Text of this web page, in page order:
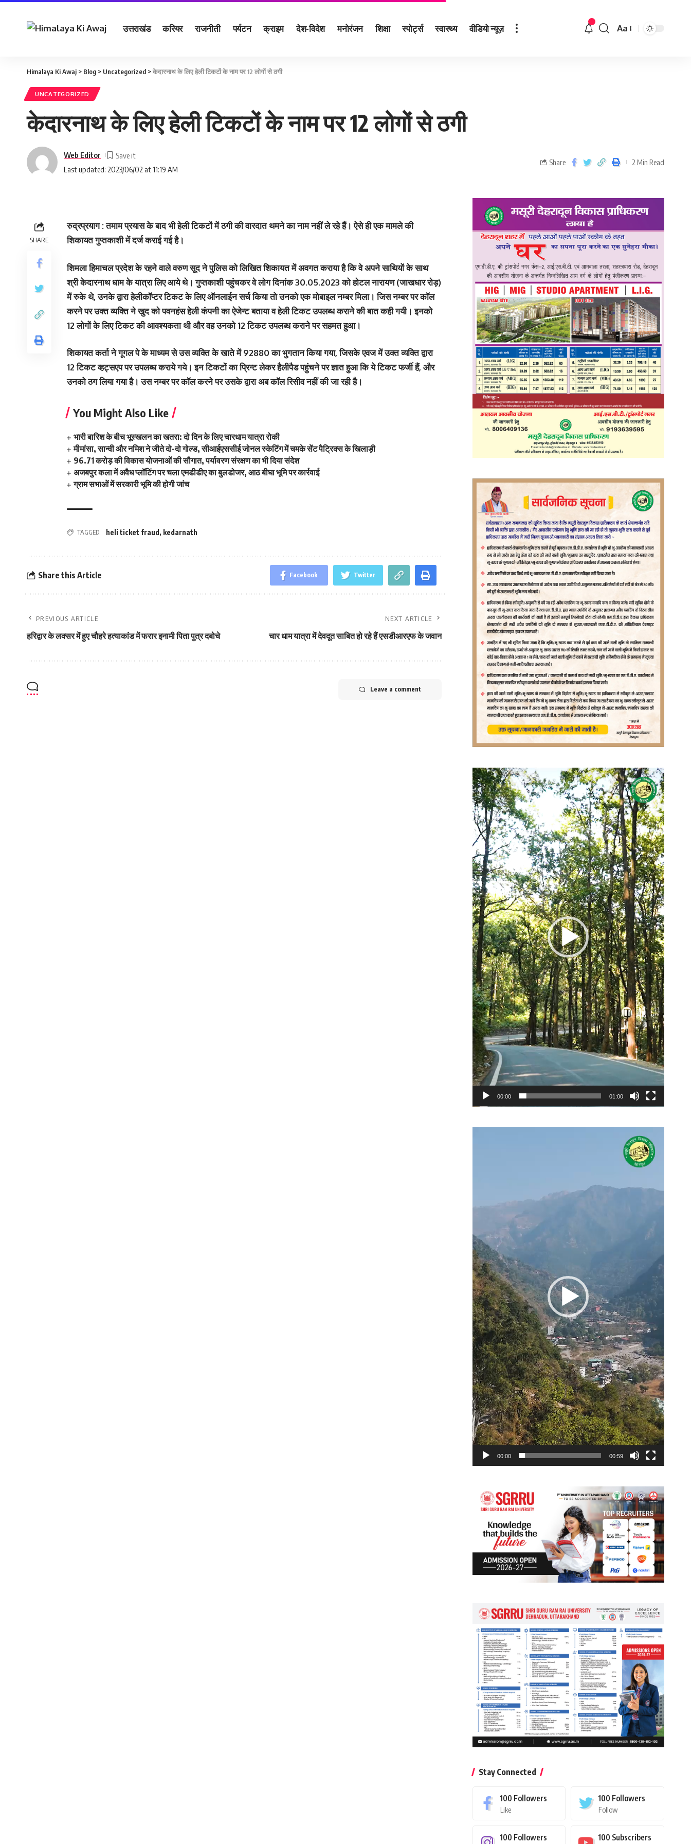
उत्तराखंड करियर राजनीती पर्यटन क्राइम देश-विदेश मनोरंजन शिक्षा स्पोर्ट्स स्वास्थ्य वीडियो न्यूज़ Aa
Himalaya Ki Awaj > Blog > Uncategorized >केदारनाथ के लिए हेली टिकटों के नाम पर 12 लोगों से ठगी
UNCATEGORIZED
केदारनाथ के लिए हेली टिकटों के नाम पर 12 लोगों से ठगी
Last updated: 2023/06/02 at 11:19 AM
Web Editor
Share 2 Min Read
SHARE
रुद्रप्रयाग : तमाम प्रयास के बाद भी हेली टिकटों में ठगी की वारदात थमने का नाम नहीं ले रहे हैं। ऐसे ही एक मामले की
शिकायत गुप्‍तकाशी में दर्ज कराई गई है।
शिमला हिमाचल प्रदेश के रहने वाले वरुण सूद ने पुलिस को लिखित शिकायत में अवगत कराया है कि वे अपने साथियों के साथ
श्री केदारनाथ धाम के यात्रा लिए आये थे। गुप्तकाशी पहुंचकर वे लोग दिनांक 30.05.2023 को होटल नारायण (जाखधार रोड़)
में रुके थे, उनके द्वारा हेलीकॉप्टर टिकट के लिए ऑनलाईन सर्च किया तो उनको एक मोबाइल नम्बर मिला। जिस नम्बर पर काॅल
करने पर उक्त व्यक्ति ने खुद को पवनहंस हेली कंपनी का ऐजेन्ट बताया व हेली टिकट उपलब्ध कराने की बात कही गयी। इनको
12 लोगों के लिए टिकट की आवश्यकता थी और वह उनको 12 टिकट उपलब्ध कराने पर सहमत हुआ।
शिकायत कर्ता ने गूगल पे के माध्यम से उस व्यक्ति के खाते में 92880 का भुगतान किया गया, जिसके एवज में उक्त व्यक्ति द्वारा
12 टिकट व्हट्सएप पर उपलब्ध कराये गये। इन टिकटों का प्रिन्ट लेकर हैलीपैड पहुंचने पर ज्ञात हुआ कि ये टिकट फर्जी हैं, और
उनको ठग लिया गया है। उस नम्बर पर कॉल करने पर उसके द्वारा अब काॅल रिसीव नहीं की जा रही है।
You Might Also Like
भारी बारिश के बीच भूस्खलन का खतरा: दो दिन के लिए चारधाम यात्रा रोकी
मीमांसा, सान्वी और नमिश ने जीते दो-दो गोल्ड, सीआईएससीई जोनल स्केटिंग में चमके सेंट पैट्रिक्स के खिलाड़ी
96.71 करोड़ की विकास योजनाओं की सौगात, पर्यावरण संरक्षण का भी दिया संदेश
अजबपुर कला में अवैध प्लॉटिंग पर चला एमडीडीए का बुलडोजर, आठ बीघा भूमि पर कार्रवाई
ग्राम सभाओं में सरकारी भूमि की होगी जांच
TAGGED: heli ticket fraud , kedarnath
Share this Article Facebook Twitter
PREVIOUS ARTICLE
हरिद्वार के लक्‍सर में हुए चौहरे हत्‍याकांड में फरार इनामी पिता पुत्र दबोचे
NEXT ARTICLE
चार धाम यात्रा में देवदूत साबित हो रहे हैं एसडीआरएफ के जवान
Leave a comment
Video
Player
00:00 01:00
00:00 00:59
Stay Connected
100 Followers
Like
100 Followers
Follow
100 Followers 100 Subscribers